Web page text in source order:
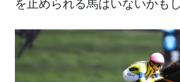
を止められる馬はいないかも